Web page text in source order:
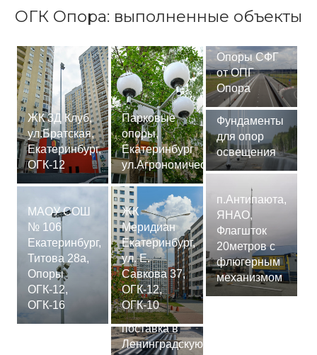
ОГК Опора: выполненные объекты
ЖК 3Д Клуб,
ул.Братская,
Екатеринбург,
ОГК-12
МАОУ СОШ
№ 106
Екатеринбург,
Титова 28а,
Опоры
ОГК-12,
ОГК-16
Парковые
опоры,
Екатеринбург
ул.Агрономическая
ЖК
Меридиан
Екатеринбург,
ул. Е.
Савкова 37,
ОГК-12,
ОГК-10
Сваи
СМ-7,75м,
поставка в
Ленинградскую
Опоры СФГ
от ОПГ
Опора
Фундаменты
для опор
освещения
п.Антипаюта,
ЯНАО,
Флагшток
20метров с
флюгерным
механизмом